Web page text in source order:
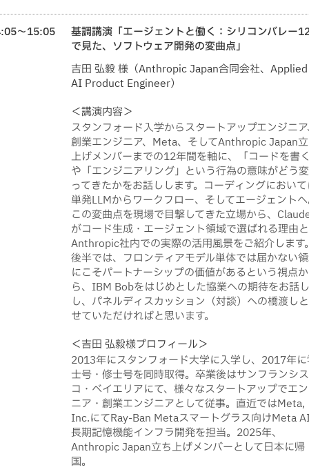
～15:05
基調講演「エージェントと働く：シリコンバレー
で見た、ソフトウェア開発の変曲点」
吉田 弘毅 様（Anthropic Japan合同会社、Applied
AI Product Engineer）
＜講演内容＞
スタンフォード入学からスタートアップエンジニ
創業エンジニア、Meta、そしてAnthropic Japan
上げメンバーまでの12年間を軸に、「コードを書
や「エンジニアリング」という行為の意味がどう
ってきたかをお話しします。コーディングにおい
単発LLMからワークフロー、そしてエージェント
この変曲点を現場で目撃してきた立場から、
がコード生成・エージェント領域で選ばれる理由
Anthropic社内での実際の活用風景をご紹介します
後半では、フロンティアモデル単体では届かない
にこそパートナーシップの価値があるという視点か
ら、IBM Bobをはじめとした協業への期待をお話し
し、パネルディスカッション（対談）への橋渡し
せていただければと思います。
＜吉田 弘毅様プロフィール＞
2013年にスタンフォード大学に入学し、2017年
士号・修士号を同時取得。卒業後はサンフランシス
コ・ベイエリアにて、様々なスタートアップでエ
ニア・創業エンジニアとして従事。直近ではMeta,
Inc.にてRay-Ban Metaスマートグラス向けMeta
長期記憶機能インフラ開発を担当。2025年、
Anthropic Japan立ち上げメンバーとして日本に帰
国。